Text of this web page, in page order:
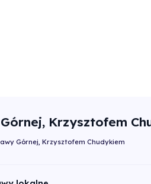
Krzysztofem
Górnej, Krzysztofem Chudykiem